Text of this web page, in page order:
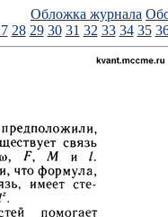
Обложка журнала
28 29 30 31 32 33 34 35